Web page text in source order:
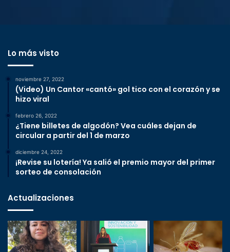
Lo más visto
noviembre 27, 2022
(Video) Un Cantor «cantó» gol tico con el corazón y se
hizo viral
febrero 26, 2022
¿Tiene billetes de algodón? Vea cuáles dejan de
circular a partir del 1 de marzo
diciembre 24, 2022
¡Revise su lotería! Ya salió el premio mayor del primer
sorteo de consolación
Actualizaciones